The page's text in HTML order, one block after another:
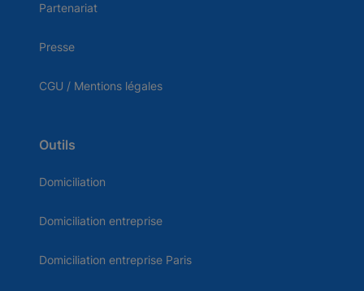
Partenariat
Presse
CGU / Mentions légales
Outils
Domiciliation
Domiciliation entreprise
Domiciliation entreprise Paris